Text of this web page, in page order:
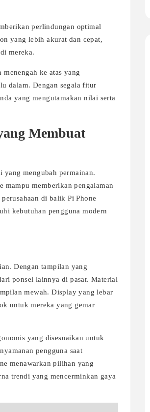
perlindungan optimal
yang lebih akurat dan cepat,
mereka.
ke atas yang
dalam. Dengan segala fitur
yang mengutamakan nilai serta
Membuat
yang mengubah permainan.
mampu memberikan pengalaman
di balik Pi Phone
kebutuhan pengguna modern
Dengan tampilan yang
ponsel lainnya di pasar. Material
mewah. Display yang lebar
untuk mereka yang gemar
yang disesuaikan untuk
pengguna saat
menawarkan pilihan yang
trendi yang mencerminkan gaya